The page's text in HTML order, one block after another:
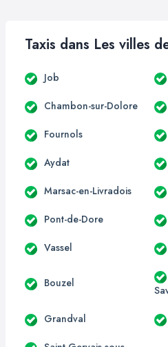
Taxis dans Les villes
Job
Chambon-sur-Dolore
Fournols
Aydat
Marsac-en-Livradois
Pont-de-Dore
Vassel
Bouzel
Grandval